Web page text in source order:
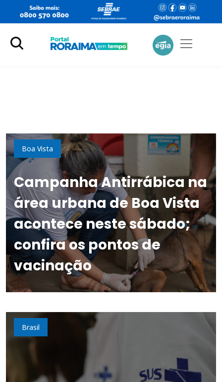
Boa Vista
Campanha Antirrábica na
área urbana de Boa Vista
acontece neste sábado;
confira os pontos de
vacinação
Brasil